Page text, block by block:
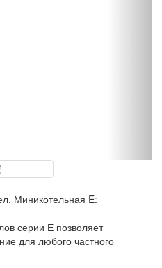
Миникотельная E:
серии Е позволяет
для любого частного